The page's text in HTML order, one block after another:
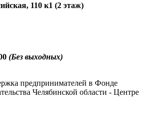
110 к1 (2 этаж)
(Без выходных)
предпринимателей в Фонде
Челябинской области - Центре